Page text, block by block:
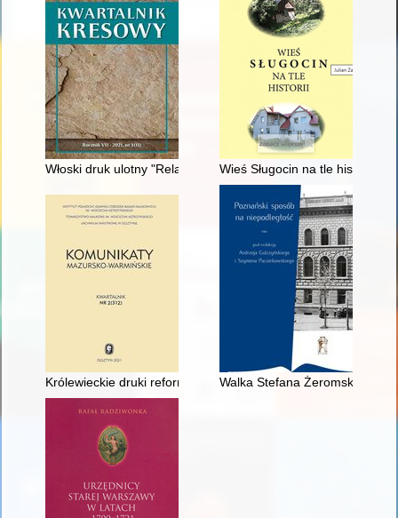
Włoski druk ulotny "Relacja z przybycia Jego Wysokości
Wieś Sługocin na tle historii
Królewieckie druki reformacyjne w bibliotekach naukowych
Walka Stefana Żeromskiego o